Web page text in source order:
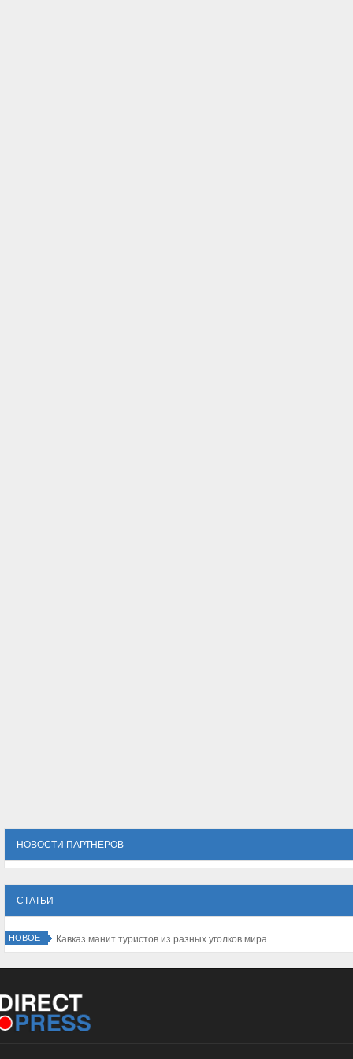
НОВОСТИ ПАРТНЕРОВ
СТАТЬИ
НОВОЕ Кавказ манит туристов из разных уголков мира